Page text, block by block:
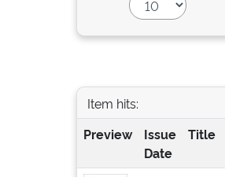
Item hits:
Preview
Issue
Date
Title